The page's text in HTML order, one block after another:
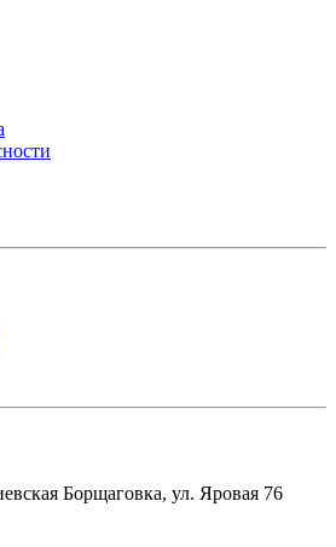
Борщаговка, ул. Яровая 76